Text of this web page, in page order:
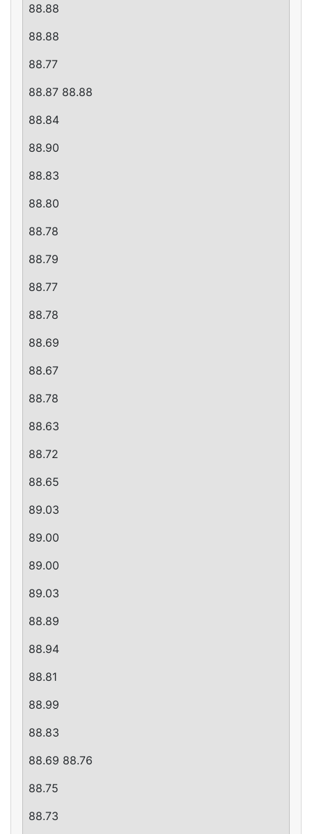
88.88
88.88
88.77
88.87 88.88
88.84
88.90
88.83
88.80
88.78
88.79
88.77
88.78
88.69
88.67
88.78
88.63
88.72
88.65
89.03
89.00
89.00
89.03
88.89
88.94
88.81
88.99
88.83
88.69 88.76
88.75
88.73